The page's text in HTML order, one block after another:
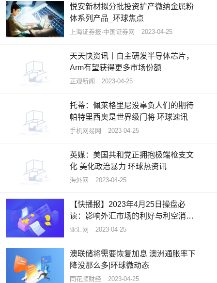
悦安新材拟分批投资扩产微纳金属粉
体系列产品_环球焦点
上海证券报·中国证券网 2023-04-25
天天快资讯丨自主研发半导体芯片，
Arm有望获得更多市场份额
正观新闻 2023-04-25
托蒂：佩莱格里尼没辜负人们的期待
帕特里西奥是世界级门将 环球速讯
手机网易网 2023-04-25
英媒：美国共和党正拥抱极端枪支文
化 美化政治暴力 环球热资讯
海外网 2023-04-25
【快播报】2023年4月25日操盘必
读：影响外汇市场的利好与利空消息
集锦
亚汇网 2023-04-25
澳联储将需要恢复加息 澳洲通胀率下
降没那么多|环球微动态
同花顺财经 2023-04-25